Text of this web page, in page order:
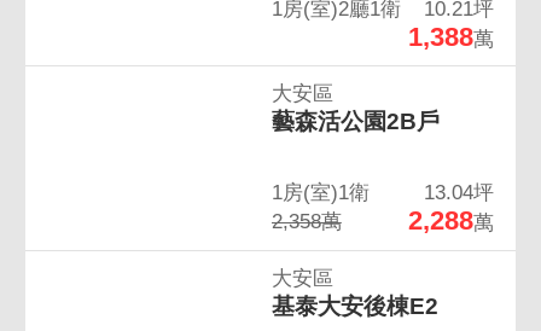
1房(室)2廳1衛 10.21坪
1,388萬
大安區
藝森活公園2B戶
1房(室)1衛
13.04坪
2,358萬
2,288萬
大安區
基泰大安後棟E2